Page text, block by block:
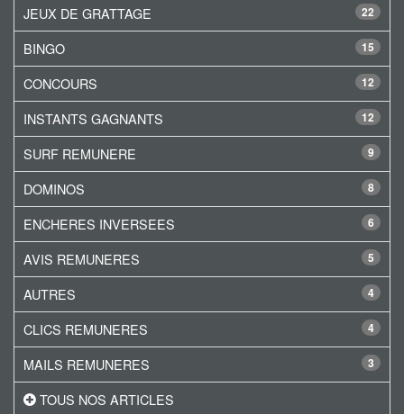
22
JEUX DE GRATTAGE
15
BINGO
12
CONCOURS
12
INSTANTS GAGNANTS
9
SURF REMUNERE
8
DOMINOS
6
ENCHERES INVERSEES
5
AVIS REMUNERES
4
AUTRES
4
CLICS REMUNERES
3
MAILS REMUNERES
TOUS NOS ARTICLES